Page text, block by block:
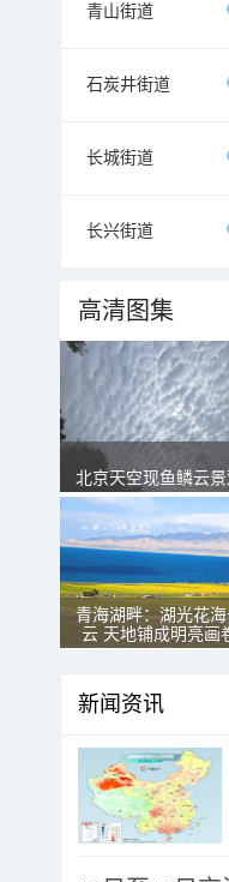
青山街道
石炭井街道
长城街道
长兴街道
高清图集
北京天空现鱼鳞云
青海湖畔：湖光花
云 天地铺成明亮画
新闻资讯